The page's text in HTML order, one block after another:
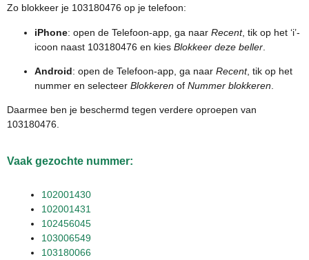
Zo blokkeer je 103180476 op je telefoon:
iPhone: open de Telefoon-app, ga naar Recent, tik op het ‘i’-
icoon naast 103180476 en kies Blokkeer deze beller
Android: open de Telefoon-app, ga naar Recent, tik op het
nummer en selecteer Blokkeren of Nummer blokkeren
Daarmee ben je beschermd tegen verdere oproepen van
103180476.
Vaak gezochte nummer:
102001430
102001431
102456045
103006549
103180066